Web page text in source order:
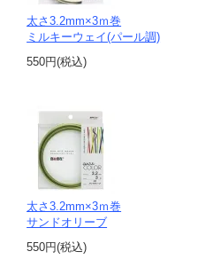
太さ3.2mm×3ｍ巻
ミルキーウェイ(パール調)
550円(税込)
太さ3.2mm×3ｍ巻
サンドオリーブ
550円(税込)